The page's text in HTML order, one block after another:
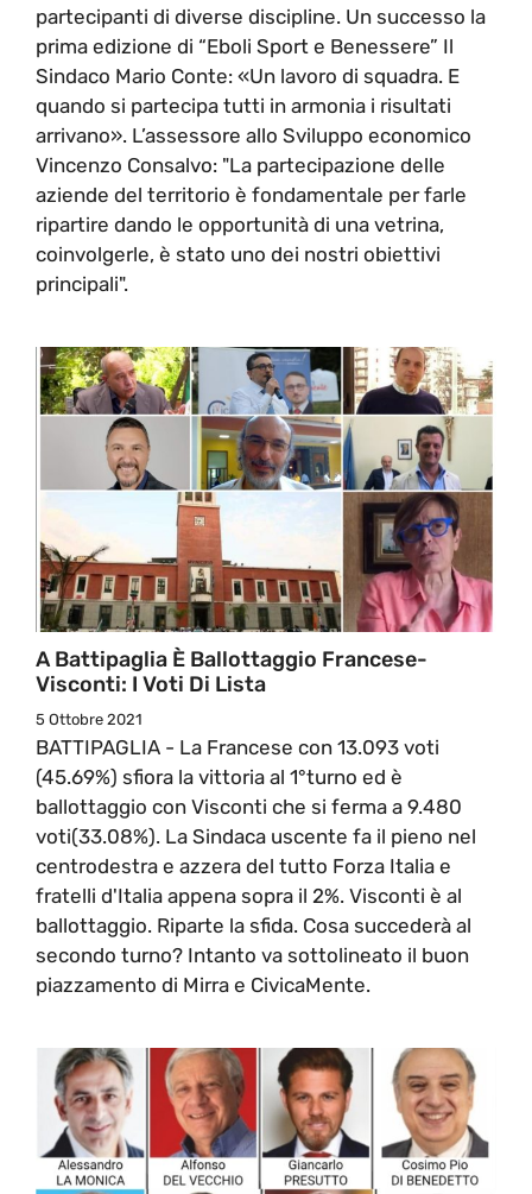
partecipanti di diverse discipline. Un successo la
prima edizione di “Eboli Sport e Benessere” Il
Sindaco Mario Conte: «Un lavoro di squadra. E
quando si partecipa tutti in armonia i risultati
arrivano». L’assessore allo Sviluppo economico
Vincenzo Consalvo: "La partecipazione delle
aziende del territorio è fondamentale per farle
ripartire dando le opportunità di una vetrina,
coinvolgerle, è stato uno dei nostri obiettivi
principali".
A Battipaglia È Ballottaggio Francese-
Visconti: I Voti Di Lista
5 Ottobre 2021
BATTIPAGLIA - La Francese con 13.093 voti
(45.69%) sfiora la vittoria al 1°turno ed è
ballottaggio con Visconti che si ferma a 9.480
voti(33.08%). La Sindaca uscente fa il pieno nel
centrodestra e azzera del tutto Forza Italia e
fratelli d'Italia appena sopra il 2%. Visconti è al
ballottaggio. Riparte la sfida. Cosa succederà al
secondo turno? Intanto va sottolineato il buon
piazzamento di Mirra e CivicaMente.